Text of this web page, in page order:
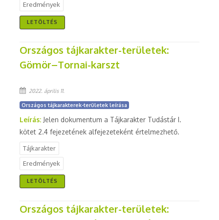
Eredmények
LETÖLTÉS
Országos tájkarakter-területek:
Gömör–Tornai-karszt
2022. április 11.
Országos tájkarakterek-területek leírása
Leírás: Jelen dokumentum a Tájkarakter Tudástár I.
kötet 2.4 fejezetének alfejezeteként értelmezhető.
Tájkarakter
Eredmények
LETÖLTÉS
Országos tájkarakter-területek: